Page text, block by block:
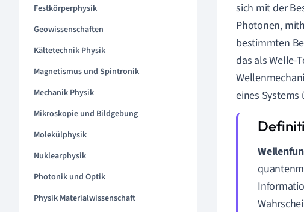
Festkörperphysik
Geowissenschaften
Kältetechnik Physik
Magnetismus und Spintronik
Mechanik Physik
Mikroskopie und Bildgebung
Molekülphysik
Nuklearphysik
Photonik und Optik
Physik Materialwissenschaft
sich mit der
Photonen,
bestimmten
das als Welle-
eines